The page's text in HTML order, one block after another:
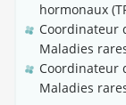
hormonaux
Coordinateur
Maladies
Coordinateur
Maladies